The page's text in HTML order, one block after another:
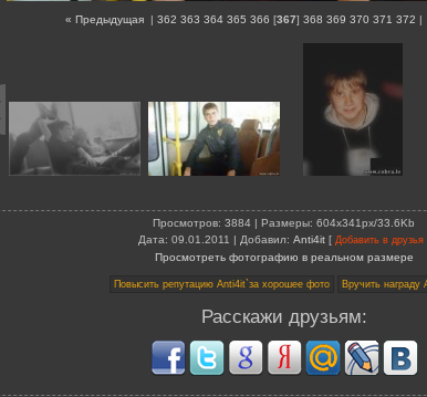
« Предыдущая| 362 363 364 365 366 [367] 368 369 370 371 372 |
Просмотров: 3884 | Размеры: 604x341px/33.6Kb
Дата: 09.01.2011 | Добавил: Anti4it[ Добавить в друзья]
Просмотреть фотографию в реальном размере
Расскажи друзьям: